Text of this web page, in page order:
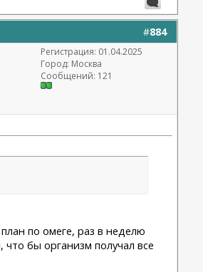
#884
Регистрация: 01.04.2025
Город: Москва
Сообщений: 121
по омеге, раз в неделю
бы организм получал все